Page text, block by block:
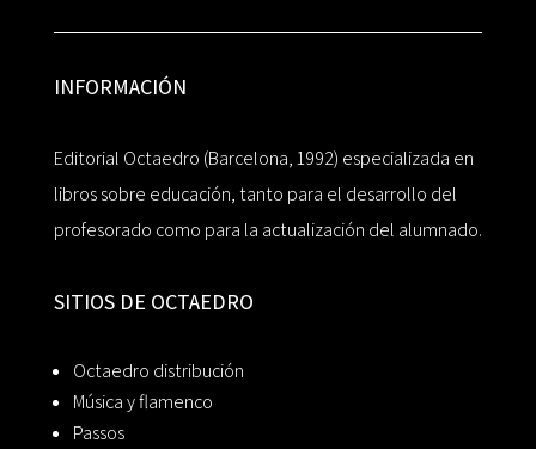
INFORMACIÓN
Editorial Octaedro (Barcelona, 1992) especializada en
libros sobre educación, tanto para el desarrollo del
profesorado como para la actualización del alumnado.
SITIOS DE OCTAEDRO
Octaedro distribución
Música y flamenco
Passos